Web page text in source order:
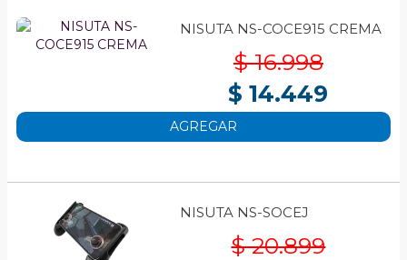
NISUTA NS-COCE915 CREMA
$ 16.998
$ 14.449
AGREGAR
NISUTA NS-SOCEJ
$ 20.899